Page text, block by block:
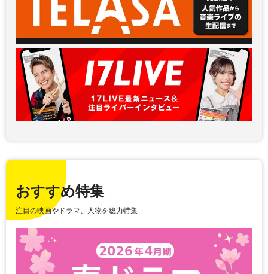
おすすめ特集
注目の映画やドラマ、人物を総力特集